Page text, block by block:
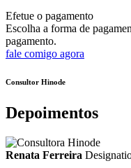
Efetue o pagamento
Escolha a forma de
pagamento.
fale comigo agora
Consultor Hinode
Depoimentos
Renata Ferreira